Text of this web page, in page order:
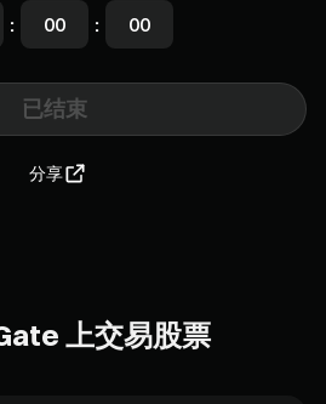
00
:
00
:
已结束
分享
上交易股票